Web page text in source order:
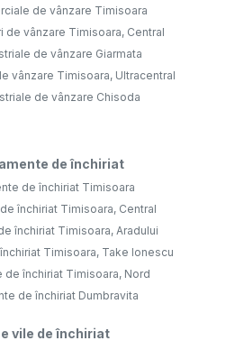
de vânzare Timisoara
de vânzare Timisoara, Central
de vânzare Giarmata
vânzare Timisoara, Ultracentral
de vânzare Chisoda
de închiriat
de închiriat Timisoara
închiriat Timisoara, Central
închiriat Timisoara, Aradului
Timisoara, Take Ionescu
de închiriat Timisoara, Nord
de închiriat Dumbravita
vile de închiriat